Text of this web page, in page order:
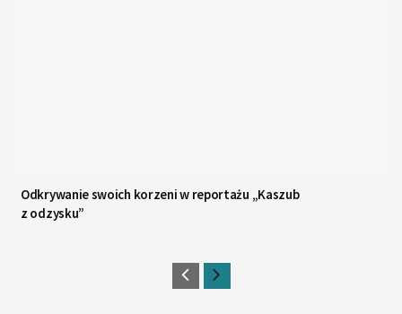
Odkrywanie swoich korzeni w reportażu „Kaszub
z odzysku”